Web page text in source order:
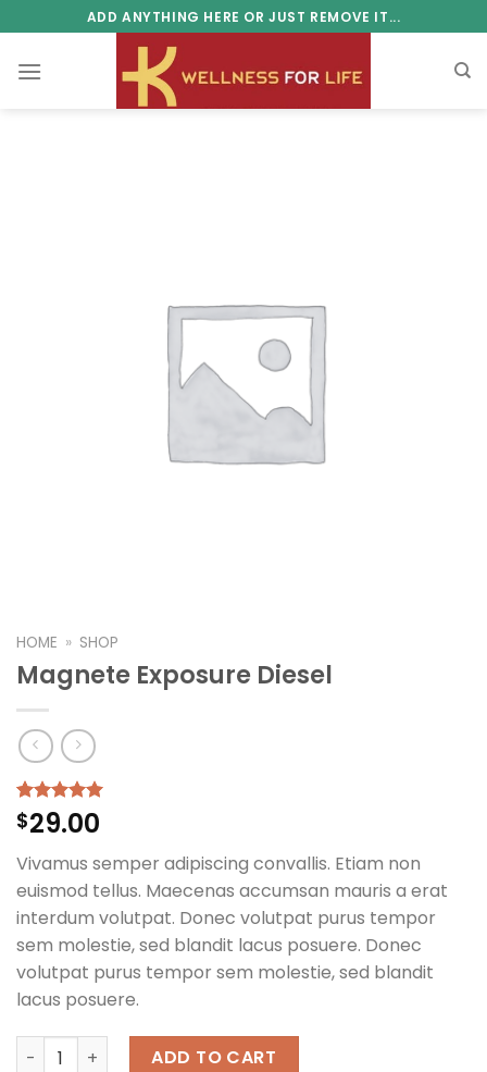
to
content
ADD ANYTHING HERE OR JUST REMOVE IT...
HOME » SHOP
Magnete Exposure Diesel
Rated 5.00
out of 5
1
customer
rating
$29.00
Vivamus semper adipiscing convallis. Etiam non
euismod tellus. Maecenas accumsan mauris a erat
interdum volutpat. Donec volutpat purus tempor
sem molestie, sed blandit lacus posuere. Donec
volutpat purus tempor sem molestie, sed blandit
lacus posuere.
Magnete Exposure Diesel quantity
ADD TO CART